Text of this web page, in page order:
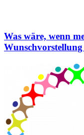
Was wäre, wenn